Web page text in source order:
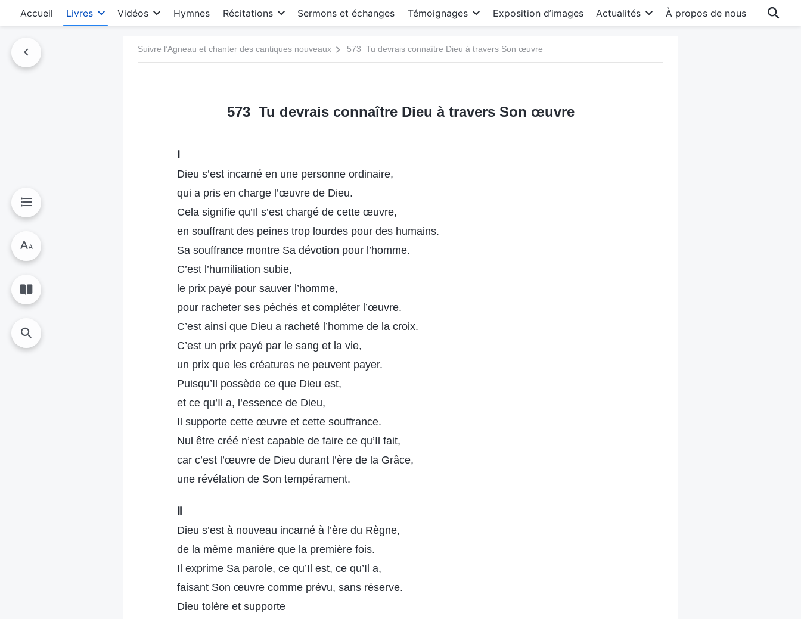
Accueil Livres Vidéos Hymnes Récitations Sermons et échanges Témoignages Exposition d’images Actualités À propos de nous
Suivre l’Agneau et chanter des cantiques nouveaux 573 Tu devrais connaître Dieu à travers Son œuvre
573 Tu devrais connaître Dieu à travers Son œuvre
Dieu s’est incarné en une personne ordinaire,
qui a pris en charge l’œuvre de Dieu.
Cela signifie qu’Il s’est chargé de cette œuvre,
en souffrant des peines trop lourdes pour des humains.
Sa souffrance montre Sa dévotion pour l’homme.
C’est l’humiliation subie,
le prix payé pour sauver l’homme,
pour racheter ses péchés et compléter l’œuvre.
C’est ainsi que Dieu a racheté l’homme de la croix.
C’est un prix payé par le sang et la vie,
un prix que les créatures ne peuvent payer.
Puisqu’Il possède ce que Dieu est,
et ce qu’Il a, l’essence de Dieu,
Il supporte cette œuvre et cette souffrance.
Nul être créé n’est capable de faire ce qu’Il fait,
car c’est l’œuvre de Dieu durant l’ère de la Grâce,
une révélation de Son tempérament.
Dieu s’est à nouveau incarné à l’ère du Règne,
de la même manière que la première fois.
Il exprime Sa parole, ce qu’Il est, ce qu’Il a,
faisant Son œuvre comme prévu, sans réserve.
Dieu tolère et supporte